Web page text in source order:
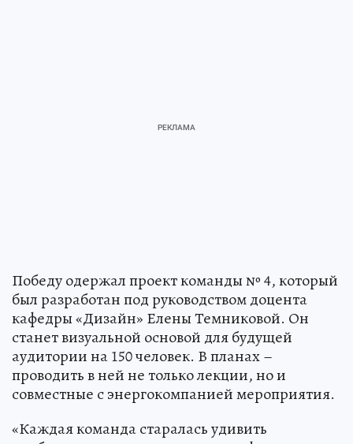
Победу одержал проект команды № 4, который
был разработан под руководством доцента
кафедры «Дизайн» Елены Темниковой. Он
станет визуальной основой для будущей
аудитории на 150 человек. В планах –
проводить в ней не только лекции, но и
совместные с энергокомпанией мероприятия.
«Каждая команда старалась удивить